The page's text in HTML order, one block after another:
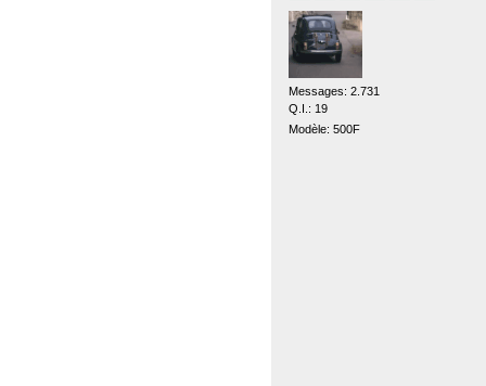
Messages: 2.731
Q.I.: 19
Modèle: 500F